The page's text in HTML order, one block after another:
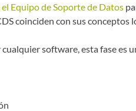
Equipo de Soporte de Datos
coinciden con sus conceptos
software, esta fase es